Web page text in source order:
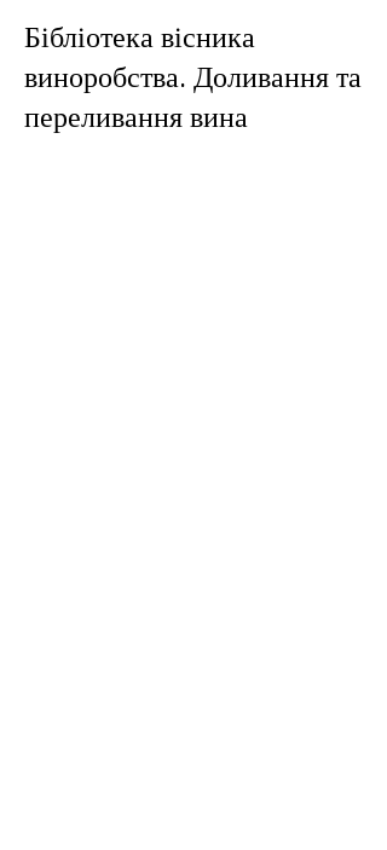
Бібліотека вісника
виноробства. Доливання та
переливання вина